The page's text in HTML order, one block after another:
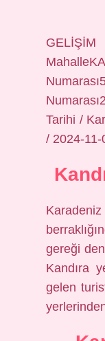
Tarihi /
/ 2024-11-
gereği
Kandıra
gelen